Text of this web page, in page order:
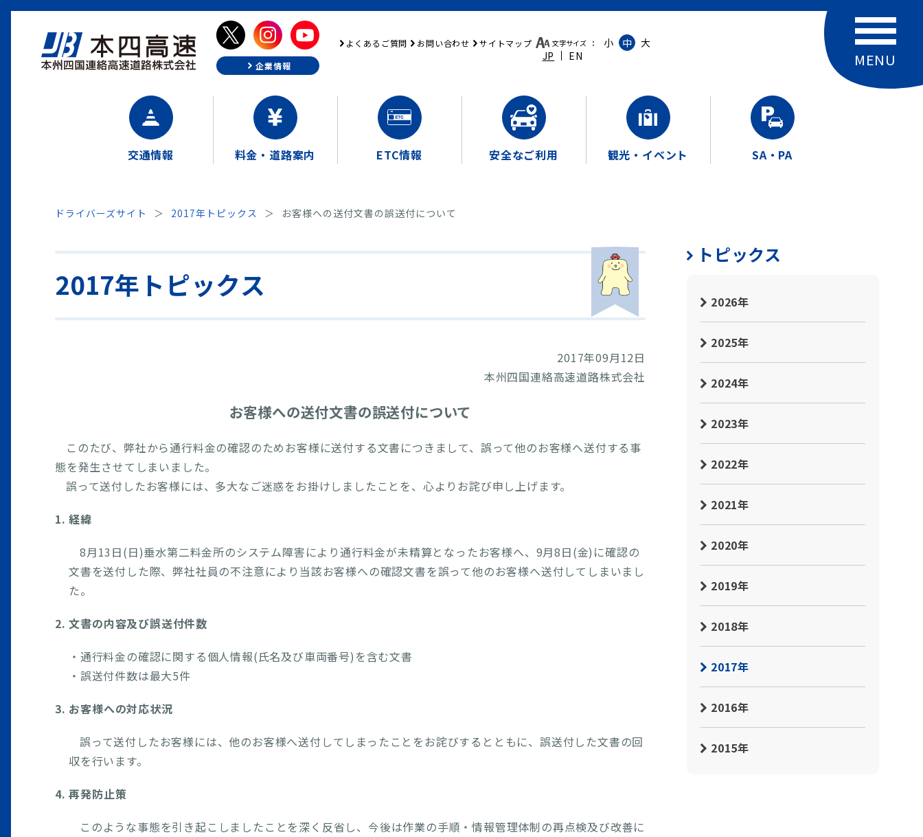
企業情報
よくあるご質問 お問い合わせ サイトマップ 文字サイズ ： 小 中
大
JP
EN
交通情報 料金・道路案内 ETC情報 安全なご利用 観光・イベント SA・PA
ドライバーズサイト 2017年トピックス お客様への送付文書の誤送付について
2017年トピックス
2017年09月12日
本州四国連絡高速道路株式会社
お客様への送付文書の誤送付について
このたび、弊社から通行料金の確認のためお客様に送付する文書につきまして、誤って他のお客様へ送付する事
態を発生させてしまいました。
誤って送付したお客様には、多大なご迷惑をお掛けしましたことを、心よりお詫び申し上げます。
1. 経緯
8月13日(日)垂水第二料金所のシステム障害により通行料金が未精算となったお客様へ、9月8日(金)に確認の
文書を送付した際、弊社社員の不注意により当該お客様への確認文書を誤って他のお客様へ送付してしまいまし
た。
2. 文書の内容及び誤送付件数
・通行料金の確認に関する個人情報(氏名及び車両番号)を含む文書
・誤送付件数は最大5件
3. お客様への対応状況
誤って送付したお客様には、他のお客様へ送付してしまったことをお詫びするとともに、誤送付した文書の回
収を行います。
4. 再発防止策
このような事態を引き起こしましたことを深く反省し、今後は作業の手順・情報管理体制の再点検及び改善に
トピックス
2026年
2025年
2024年
2023年
2022年
2021年
2020年
2019年
2018年
2017年
2016年
2015年